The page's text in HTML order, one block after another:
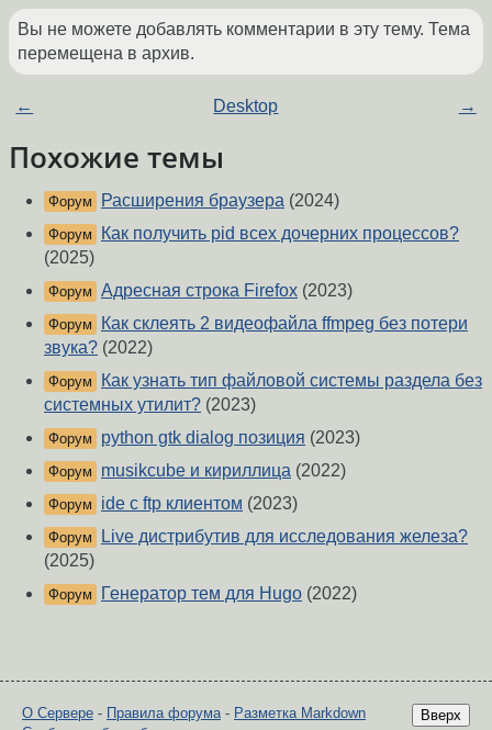
Вы не можете добавлять комментарии в эту тему. Тема
перемещена в архив.
← Desktop →
Похожие темы
Форум Расширения браузера (2024)
Форум
Как получить pid всех дочерних процессов?
(2025)
Форум Адресная строка Firefox (2023)
Форум
Как склеять 2 видеофайла ffmpeg без потери
звука? (2022)
Форум
Как узнать тип файловой системы раздела без
системных утилит? (2023)
Форум python gtk dialog позиция (2023)
Форум musikcube и кириллица (2022)
Форум ide с ftp клиентом (2023)
Форум
Live дистрибутив для исследования железа?
(2025)
Форум Генератор тем для Hugo (2022)
Вверх
О Сервере - Правила форума- Разметка Markdown